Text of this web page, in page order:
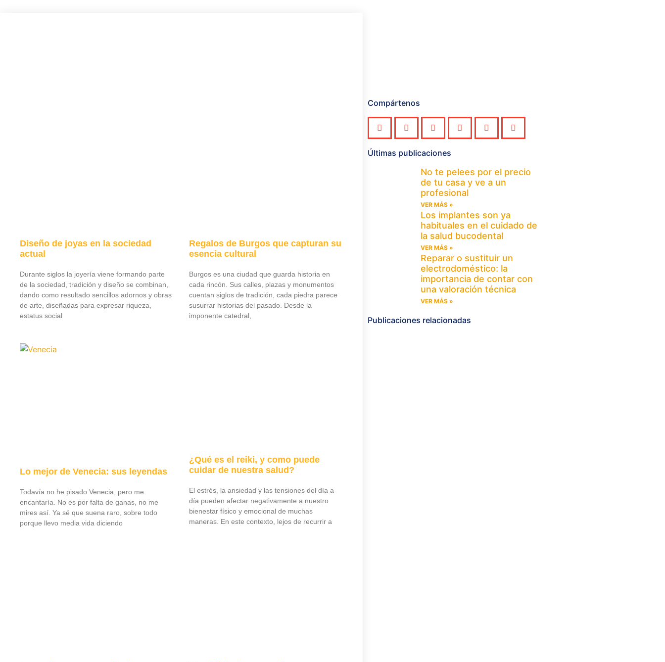
Diseño de joyas en la sociedad
actual
Durante siglos la joyería viene formando parte
de la sociedad, tradición y diseño se combinan,
dando como resultado sencillos adornos y obras
de arte, diseñadas para expresar riqueza,
estatus social
Regalos de Burgos que capturan su
esencia cultural
Burgos es una ciudad que guarda historia en
cada rincón. Sus calles, plazas y monumentos
cuentan siglos de tradición, cada piedra parece
susurrar historias del pasado. Desde la
imponente catedral,
Lo mejor de Venecia: sus leyendas
Todavía no he pisado Venecia, pero me
encantaría. No es por falta de ganas, no me
mires así. Ya sé que suena raro, sobre todo
porque llevo media vida diciendo
¿Qué es el reiki, y como puede
cuidar de nuestra salud?
El estrés, la ansiedad y las tensiones del día a
día pueden afectar negativamente a nuestro
bienestar físico y emocional de muchas
maneras. En este contexto, lejos de recurrir a
Compártenos
Últimas publicaciones
No te pelees por el precio
de tu casa y ve a un
profesional
VER MÁS »
Los implantes son ya
habituales en el cuidado de
la salud bucodental
VER MÁS »
Reparar o sustituir un
electrodoméstico: la
importancia de contar con
una valoración técnica
VER MÁS »
Publicaciones relacionadas